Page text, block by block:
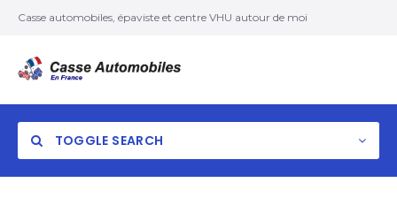
Casse automobiles, épaviste et centre VHU autour de moi
TOGGLE SEARCH